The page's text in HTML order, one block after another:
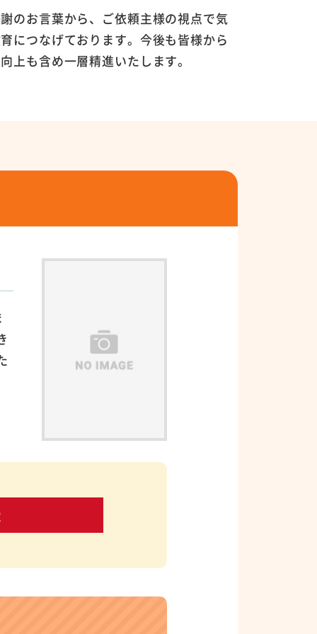
のお言葉から、ご依頼主様の視点で気
につなげております。今後も皆様から
も含め一層精進いたします。